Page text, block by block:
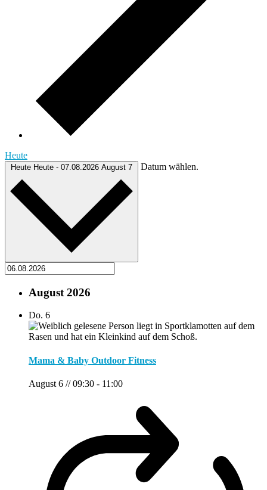
Heute
Heute Heute - 07.08.2026 August 7 Datum wählen.
August 2026
Do. 6
Mama & Baby Outdoor Fitness
August 6 // 09:30 - 11:00